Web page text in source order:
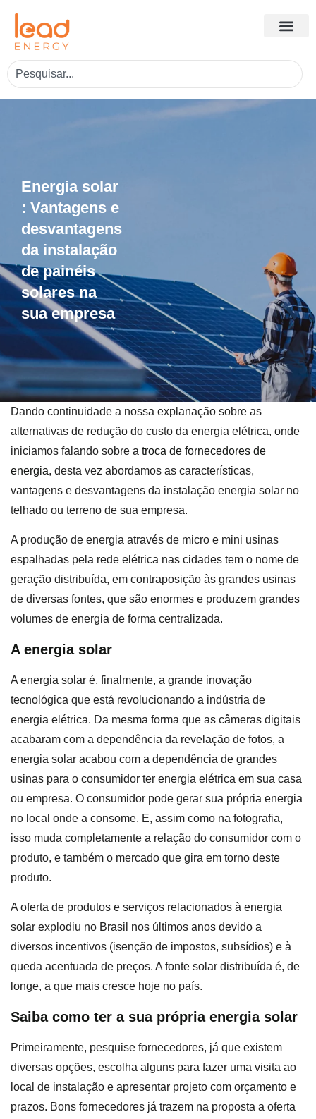
Energia solar
: Vantagens e
desvantagens
da instalação
de painéis
solares na
sua empresa
Dando continuidade a nossa explanação sobre as
alternativas de redução do custo da energia elétrica, onde
iniciamos falando sobre a troca de fornecedores de
energia, desta vez abordamos as características,
vantagens e desvantagens da instalação energia solar no
telhado ou terreno de sua empresa.
A produção de energia através de micro e mini usinas
espalhadas pela rede elétrica nas cidades tem o nome de
geração distribuída, em contraposição às grandes usinas
de diversas fontes, que são enormes e produzem grandes
volumes de energia de forma centralizada.
A energia solar
A energia solar é, finalmente, a grande inovação
tecnológica que está revolucionando a indústria de
energia elétrica. Da mesma forma que as câmeras digitais
acabaram com a dependência da revelação de fotos, a
energia solar acabou com a dependência de grandes
usinas para o consumidor ter energia elétrica em sua casa
ou empresa. O consumidor pode gerar sua própria energia
no local onde a consome. E, assim como na fotografia,
isso muda completamente a relação do consumidor com o
produto, e também o mercado que gira em torno deste
produto.
A oferta de produtos e serviços relacionados à energia
solar explodiu no Brasil nos últimos anos devido a
diversos incentivos (isenção de impostos, subsídios) e à
queda acentuada de preços. A fonte solar distribuída é, de
longe, a que mais cresce hoje no país.
Saiba como ter a sua própria energia solar
Primeiramente, pesquise fornecedores, já que existem
diversas opções, escolha alguns para fazer uma visita ao
local de instalação e apresentar projeto com orçamento e
prazos. Bons fornecedores já trazem na proposta a oferta